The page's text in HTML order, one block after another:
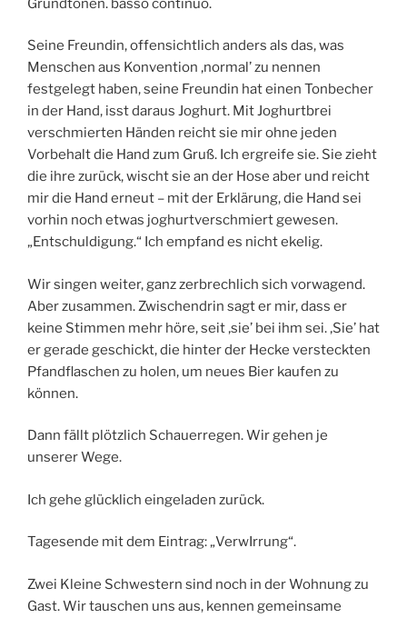
Seine Freundin, offensichtlich anders als das, was
Menschen aus Konvention ‚normal’ zu nennen
festgelegt haben, seine Freundin hat einen Tonbecher
in der Hand, isst daraus Joghurt. Mit Joghurtbrei
verschmierten Händen reicht sie mir ohne jeden
Vorbehalt die Hand zum Gruß. Ich ergreife sie. Sie zieht
die ihre zurück, wischt sie an der Hose aber und reicht
mir die Hand erneut – mit der Erklärung, die Hand sei
vorhin noch etwas joghurtverschmiert gewesen.
„Entschuldigung.“ Ich empfand es nicht ekelig.
Wir singen weiter, ganz zerbrechlich sich vorwagend.
Aber zusammen. Zwischendrin sagt er mir, dass er
keine Stimmen mehr höre, seit ‚sie’ bei ihm sei. ‚Sie’ hat
er gerade geschickt, die hinter der Hecke versteckten
Pfandflaschen zu holen, um neues Bier kaufen zu
können.
Dann fällt plötzlich Schauerregen. Wir gehen je
unserer Wege.
Ich gehe glücklich eingeladen zurück.
Tagesende mit dem Eintrag: „VerwIrrung“.
Zwei Kleine Schwestern sind noch in der Wohnung zu
Gast. Wir tauschen uns aus, kennen gemeinsame